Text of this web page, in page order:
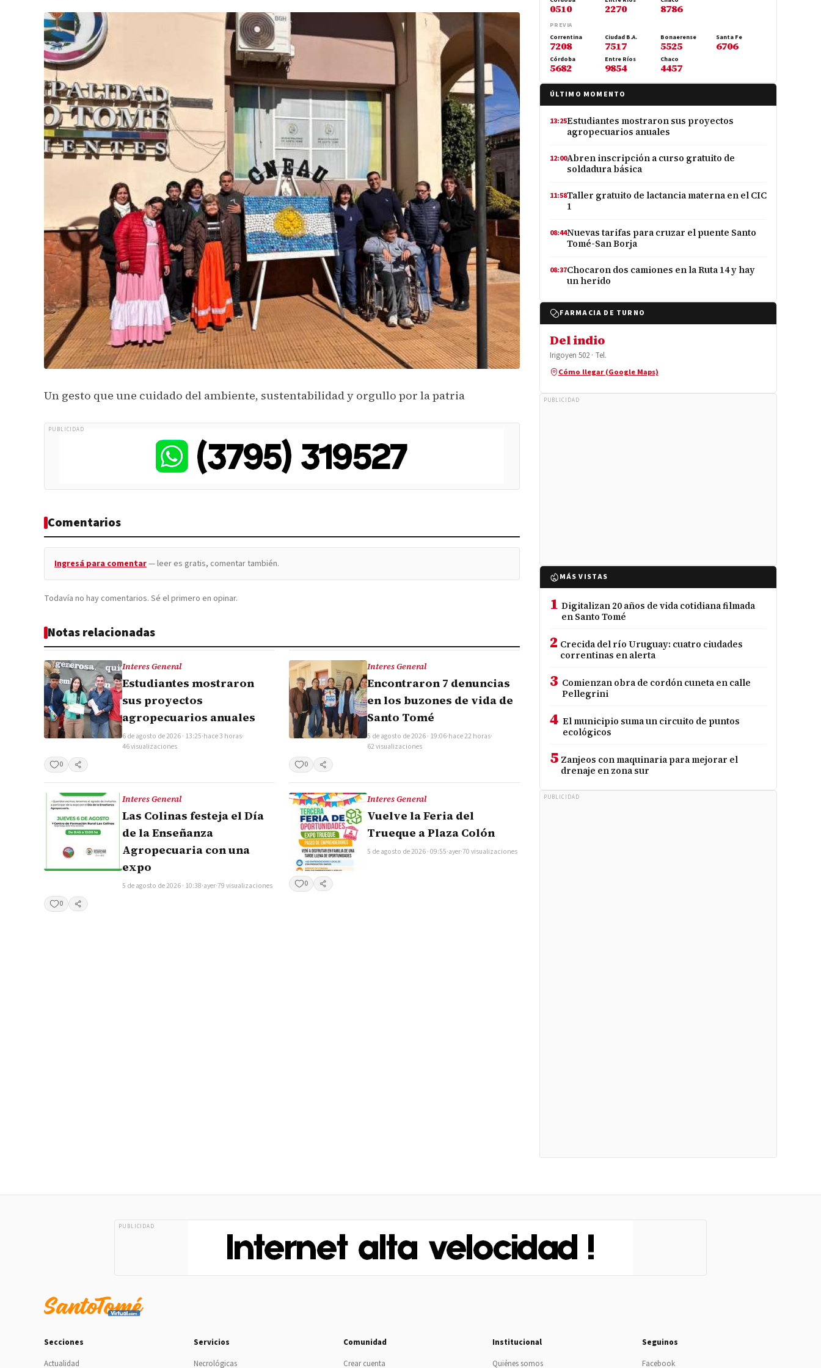
Un gesto que une cuidado del ambiente, sustentabilidad y orgullo por la patria
PUBLICIDAD
Comentarios
Ingresá para comentar— leer es gratis, comentar también.
Todavía no hay comentarios. Sé el primero en opinar.
Notas relacionadas
Interes General
Estudiantes mostraron
sus proyectos
agropecuarios anuales
6 de agosto de 2026 · 13:25·hace 3 horas·
46 visualizaciones
0
Compartir
Interes General
Encontraron 7 denuncias
en los buzones de vida de
Santo Tomé
5 de agosto de 2026 · 19:06·hace 22 horas·
62 visualizaciones
0
Compartir
Interes General
Las Colinas festeja el Día
de la Enseñanza
Agropecuaria con una
expo
5 de agosto de 2026 · 10:38·ayer·79 visualizaciones
0
Compartir
Interes General
Vuelve la Feria del
Trueque a Plaza Colón
5 de agosto de 2026 · 09:55·ayer·70 visualizaciones
0 Compartir
0510 2270 8786
PREVIA
Correntina
7208
Ciudad B.A.
7517
Bonaerense
5525
Santa Fe
6706
Córdoba
5682
Entre Ríos
9854
Chaco
4457
ÚLTIMO MOMENTO
13:25Estudiantes mostraron sus proyectos
agropecuarios anuales
12:00Abren inscripción a curso gratuito de
soldadura básica
11:58Taller gratuito de lactancia materna en el CIC
1
08:44Nuevas tarifas para cruzar el puente Santo
Tomé-San Borja
08:37Chocaron dos camiones en la Ruta 14 y hay
un herido
FARMACIA DE TURNO
Del indio
Irigoyen 502 · Tel.
Cómo llegar (Google Maps)
PUBLICIDAD
MÁS VISTAS
1 Digitalizan 20 años de vida cotidiana filmada
en Santo Tomé
2 Crecida del río Uruguay: cuatro ciudades
correntinas en alerta
3 Comienzan obra de cordón cuneta en calle
Pellegrini
4 El municipio suma un circuito de puntos
ecológicos
5 Zanjeos con maquinaria para mejorar el
drenaje en zona sur
PUBLICIDAD
PUBLICIDAD
Secciones
Actualidad
Servicios
Necrológicas
Comunidad
Crear cuenta
Institucional
Quiénes somos
Seguinos
Facebook